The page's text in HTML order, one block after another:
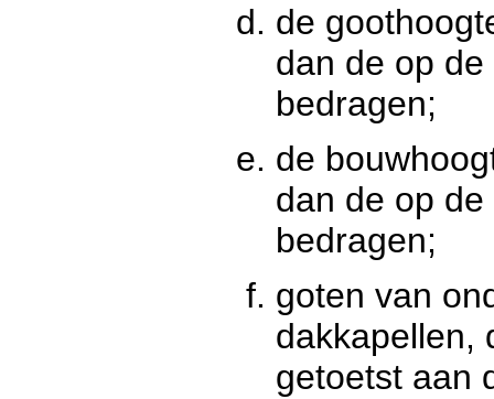
de
dan de op
bedragen;
de
dan de op
bedragen;
goten van
dakkapellen,
getoetst aan